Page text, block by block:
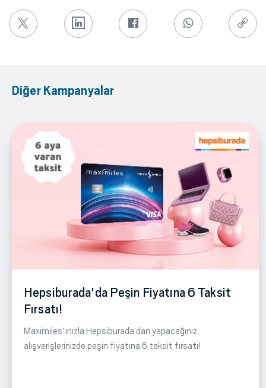
Diğer Kampanyalar
Hepsiburada'da Peşin Fiyatına 6 Taksit
Fırsatı!
Maximiles'ınızla Hepsiburada‘dan yapacağınız
alışverişlerinizde peşin fiyatına 6 taksit fırsatı!